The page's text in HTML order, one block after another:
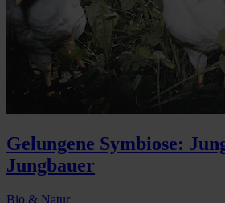
Gelungene Symbiose:
Jungbauer
Bio & Natur